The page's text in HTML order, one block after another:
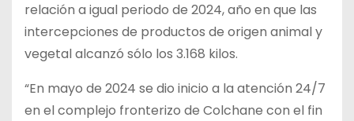
relación a igual periodo de 2024, año en que las
intercepciones de productos de origen animal y
vegetal alcanzó sólo los 3.168 kilos.
“En mayo de 2024 se dio inicio a la atención 24/7
en el complejo fronterizo de Colchane con el fin